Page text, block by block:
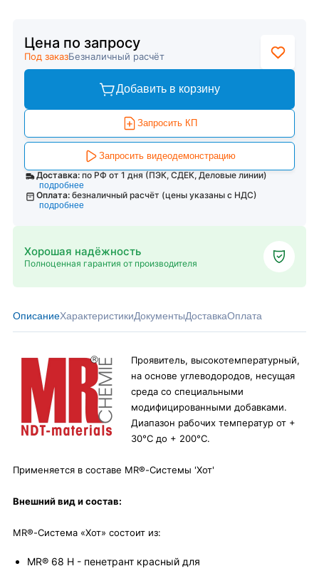
Цена по запросу
Под заказБезналичный расчёт
Добавить в корзину
Запросить КП
Запросить видеодемонстрацию
Доставка: по РФ от 1 дня (ПЭК, СДЕК, Деловые линии)
подробнее
Оплата: безналичный расчёт (цены указаны с НДС)
подробнее
Хорошая надёжность
Полноценная гарантия от производителя
ОписаниеХарактеристикиДокументыДоставкаОплата
Проявитель, высокотемпературный,
на основе углеводородов, несущая
среда со специальными
модифицированными добавками.
Диапазон рабочих температур от +
30°С до + 200°С.
Применяется в составе MR®-Системы 'Хот'
Внешний вид и состав:
MR®-Система «Хот» состоит из:
MR® 68 H - пенетрант красный для